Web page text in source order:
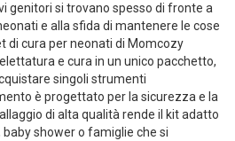
genitori si trovano spesso di fronte a
e alla sfida di mantenere le cose
di cura per neonati di Momcozy
e cura in un unico pacchetto,
singoli strumenti
è progettato per la sicurezza e la
di alta qualità rende il kit adatto
shower o famiglie che si